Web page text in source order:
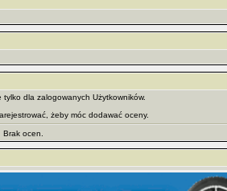
dla zalogowanych Użytkowników.
żeby móc dodawać oceny.
Brak ocen.